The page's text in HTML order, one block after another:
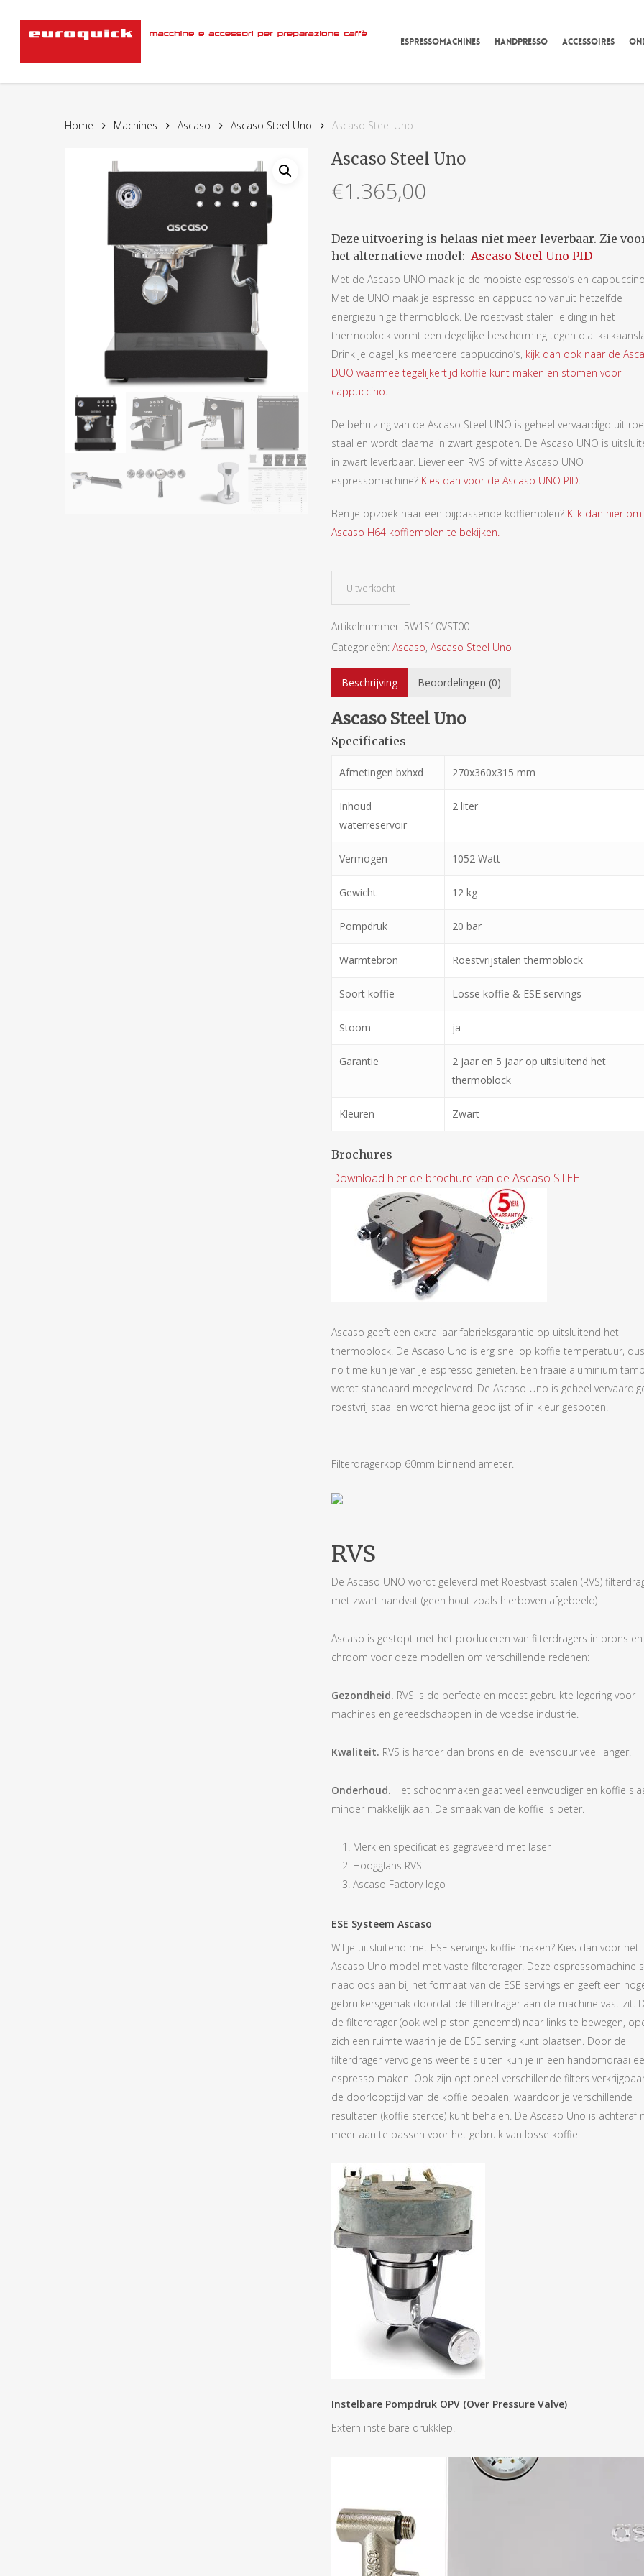
content
ESPRESSOMACHINES HANDPRESSO ACCESSOIRES
Home Machines Ascaso Ascaso Steel Uno Ascaso Steel Uno
Ascaso Steel Uno
€1.365,00
Deze uitvoering is helaas niet meer leverbaar. Zie
het alternatieve model: Ascaso Steel Uno PID
Met de Ascaso UNO maak je de mooiste espresso’s en
Met de UNO maak je espresso en cappuccino vanuit hetzelfde
energiezuinige thermoblock. De roestvast stalen leiding in het
thermoblock vormt een degelijke bescherming tegen o.a.
Drink je dagelijks meerdere cappuccino’s, kijk dan ook naar de
DUO waarmee tegelijkertijd koffie kunt maken en stomen voor
cappuccino.
De behuizing van de Ascaso Steel UNO is geheel vervaardigd uit
staal en wordt daarna in zwart gespoten. De Ascaso UNO is
in zwart leverbaar. Liever een RVS of witte Ascaso UNO
espressomachine? Kies dan voor de Ascaso UNO PID.
Ben je opzoek naar een bijpassende koffiemolen? Klik dan hier
Ascaso H64 koffiemolen te bekijken.
Uitverkocht
Artikelnummer: 5W1S10VST00
Categorieën: Ascaso, Ascaso Steel Uno
Beschrijving Beoordelingen (0)
Ascaso Steel Uno
Specificaties
Afmetingen bxhxd 270x360x315 mm
Inhoud
waterreservoir
2 liter
Vermogen 1052 Watt
Gewicht 12 kg
Pompdruk 20 bar
Warmtebron Roestvrijstalen thermoblock
Soort koffie Losse koffie & ESE servings
Stoom ja
Garantie
2 jaar en 5 jaar op uitsluitend het
thermoblock
Kleuren Zwart
Brochures
Download hier de brochure van de Ascaso STEEL.
Ascaso geeft een extra jaar fabrieksgarantie op uitsluitend het
thermoblock. De Ascaso Uno is erg snel op koffie temperatuur,
no time kun je van je espresso genieten. Een fraaie aluminium
wordt standaard meegeleverd. De Ascaso Uno is geheel
roestvrij staal en wordt hierna gepolijst of in kleur gespoten.
Filterdragerkop 60mm binnendiameter.
RVS
De Ascaso UNO wordt geleverd met Roestvast stalen (RVS)
met zwart handvat (geen hout zoals hierboven afgebeeld)
Ascaso is gestopt met het produceren van filterdragers in brons en
chroom voor deze modellen om verschillende redenen:
Gezondheid. RVS is de perfecte en meest gebruikte legering voor
machines en gereedschappen in de voedselindustrie.
Kwaliteit. RVS is harder dan brons en de levensduur veel langer.
Onderhoud. Het schoonmaken gaat veel eenvoudiger en koffie
minder makkelijk aan. De smaak van de koffie is beter.
Merk en specificaties gegraveerd met laser
Hoogglans RVS
Ascaso Factory logo
ESE Systeem Ascaso
Wil je uitsluitend met ESE servings koffie maken? Kies dan voor het
Ascaso Uno model met vaste filterdrager. Deze espressomachine
naadloos aan bij het formaat van de ESE servings en geeft een
gebruikersgemak doordat de filterdrager aan de machine vast zit.
de filterdrager (ook wel piston genoemd) naar links te bewegen,
zich een ruimte waarin je de ESE serving kunt plaatsen. Door de
filterdrager vervolgens weer te sluiten kun je in een handomdraai
espresso maken. Ook zijn optioneel verschillende filters
de doorlooptijd van de koffie bepalen, waardoor je verschillende
resultaten (koffie sterkte) kunt behalen. De Ascaso Uno is achteraf
meer aan te passen voor het gebruik van losse koffie.
Instelbare Pompdruk OPV (over Pressure Valve)
Extern instelbare drukklep.